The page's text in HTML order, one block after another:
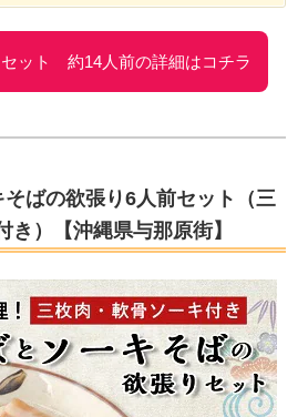
ット 約14人前の詳細はコチラ
ばの欲張り6人前セット（三
き）【沖縄県与那原街】